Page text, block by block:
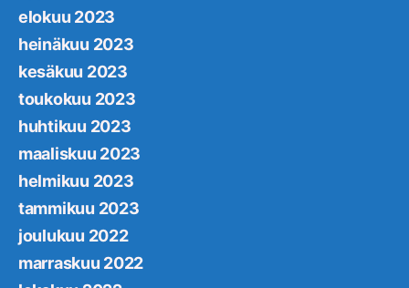
elokuu 2023
heinäkuu 2023
kesäkuu 2023
toukokuu 2023
huhtikuu 2023
maaliskuu 2023
helmikuu 2023
tammikuu 2023
joulukuu 2022
marraskuu 2022